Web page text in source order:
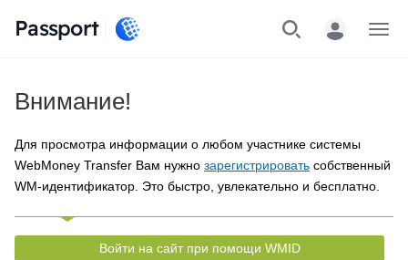
Passport
Внимание!
Для просмотра информации о любом участнике системы
WebMoney Transfer Вам нужно зарегистрировать собственный
WM-идентификатор. Это быстро, увлекательно и бесплатно.
Войти на сайт при помощи WMID